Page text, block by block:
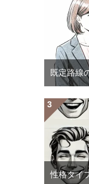
既定路線
性格タイ